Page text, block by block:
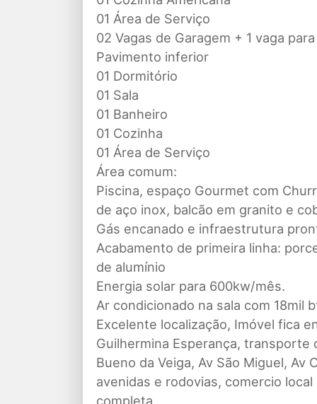
01 Área de Serviço
02 Vagas de Garagem + 1 vaga
Pavimento inferior
01 Dormitório
01 Sala
01 Banheiro
01 Cozinha
01 Área de Serviço
Área comum:
Piscina, espaço Gourmet com
de aço inox, balcão em granito e
Gás encanado e infraestrutura
Acabamento de primeira linha:
de alumínio
Energia solar para 600kw/mês.
Ar condicionado na sala com 18mil
Excelente localização, Imóvel fica
Guilhermina Esperança, transporte
Bueno da Veiga, Av São Miguel, Av
avenidas e rodovias, comercio
completa.